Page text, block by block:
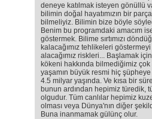
deneye katılmak isteyen gönüllü
bilimin doğal hayatımızın bir
bilmeliyiz. Bilimin bize böyle
Benim bu programdaki amacım
göstermek. Bilime sırtımızı
kalacağımız tehlikeleri
alacağımız riskleri... Başlamak
kökeni hakkında bilmediğimiz
yaşamın büyük resmi hiç şüpheye
4.5 milyar yaşında. Ve kısa bir
bunun ardından hepimiz türedik,
olgudur. Tüm canlılar hepimiz
olması veya Dünya'nın diğer
Buna inanmamak gülünç olur.